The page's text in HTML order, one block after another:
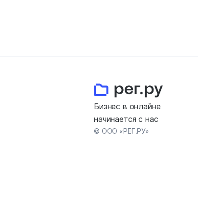
Бизнес в онлайне
начинается с нас
© ООО «РЕГ.РУ»